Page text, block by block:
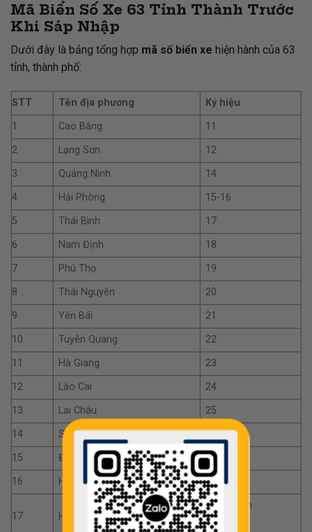
Mã Biển Số Xe 63 Tỉnh Thành Trước
Khi Sáp Nhập
Dưới đây là bảng tổng hợp mã số biển xe hiện hành của 63
tỉnh, thành phố:
STT Tên địa phương
Ký hiệu
1
Cao Bằng
11
2
Lạng Sơn
12
3
Quảng Ninh
14
4
Hải Phòng
15-16
5
Thái Bình
17
6
Nam Định
18
7
Phú Thọ
19
8
Thái Nguyên
20
9
Yên Bái
21
10
Tuyên Quang
22
11
Hà Giang
23
12
Lào Cai
24
13
Lai Châu
25
14
Sơn La
26
15
Điện Biển
27
16
Hoà Bình 28
17 Hà Nội
Từ 29 đến
33 và 40